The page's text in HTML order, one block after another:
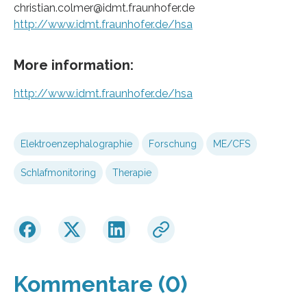
christian.colmer@idmt.fraunhofer.de
http://www.idmt.fraunhofer.de/hsa
More information:
http://www.idmt.fraunhofer.de/hsa
Elektroenzephalographie Forschung ME/CFS
Schlafmonitoring Therapie
Kommentare (0)